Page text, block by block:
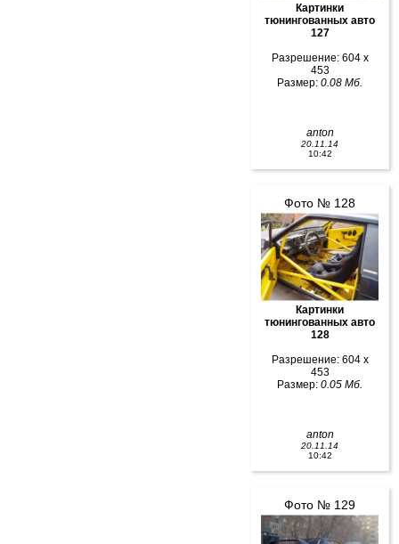
Картинки
тюнингованных авто
127
Разрешение: 604 x
453
Размер: 0.08 Мб.
anton
20.11.14
10:42
Фото № 128
Картинки
тюнингованных авто
128
Разрешение: 604 x
453
Размер: 0.05 Мб.
anton
20.11.14
10:42
Фото № 129